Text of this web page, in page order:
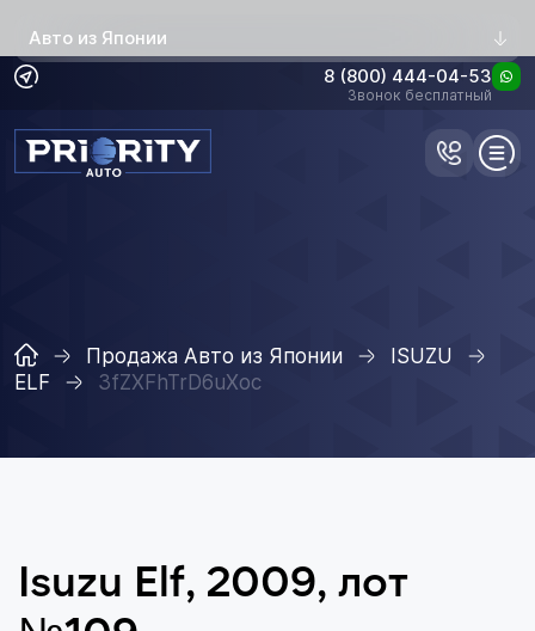
Авто из Японии
8 (800) 444-04-53
Звонок бесплатный
Продажа Авто из Японии
ISUZU
ELF
3fZXFhTrD6uXoc
Isuzu Elf, 2009, лот